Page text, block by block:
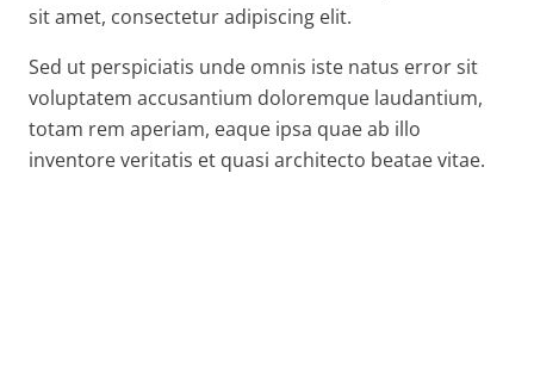
sit amet, consectetur adipiscing elit.
Sed ut perspiciatis unde omnis iste natus error sit
voluptatem accusantium doloremque laudantium,
totam rem aperiam, eaque ipsa quae ab illo
inventore veritatis et quasi architecto beatae vitae.